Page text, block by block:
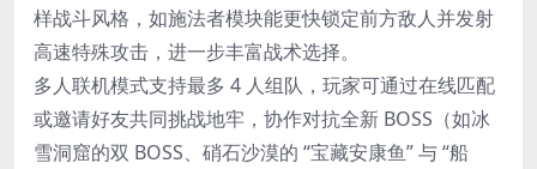
样战斗风格，如施法者模块能更快锁定前方敌人并发射
高速特殊攻击，进一步丰富战术选择。
多人联机模式支持最多 4 人组队，玩家可通过在线匹配
或邀请好友共同挑战地牢，协作对抗全新 BOSS（如冰
雪洞窟的双 BOSS、硝石沙漠的 “宝藏安康鱼” 与 “船